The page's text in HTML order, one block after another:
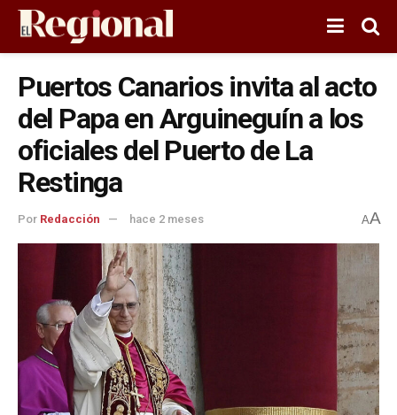
Puertos Canarios invita al acto
del Papa en Arguineguín a los
oficiales del Puerto de La
Restinga
Por Redacción hace 2 meses AA